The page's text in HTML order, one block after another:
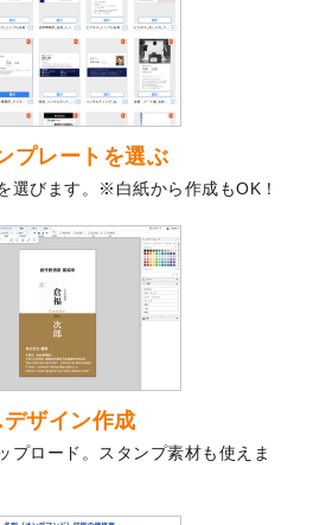
いたしました。
がきのデザインテンプレート
ました。
版1月始まりのカレンダーデザイン
レート
を公開いたしました。
した！
チックカードのデザインテンプレー
加しました。
のデザインテンプレート
舞いのデザインテンプレート
た。
ージカードのデザインテンプレート
しました。
プレートを選ぶ
選びます。※白紙から作成もOK！
ザイン作成
プロード。スタンプ素材も使えま